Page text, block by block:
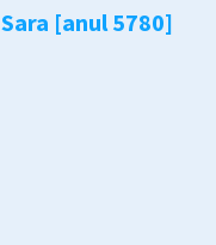
Sara [anul 5780]